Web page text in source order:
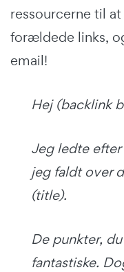
ressourcerne til
forældede links,
email!
Hej (backlink
Jeg ledte
jeg faldt over
(title).
De punkter,
fantastiske.